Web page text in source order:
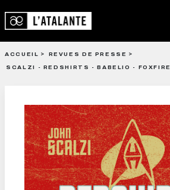
ACCUEIL
REVUES DE PRESSE
SCALZI - REDSHIRTS - BABELIO - FOXFIRE